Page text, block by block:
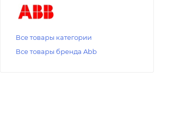
Все товары категории
Все товары бренда Abb